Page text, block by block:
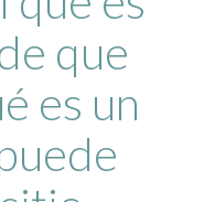
que
es un